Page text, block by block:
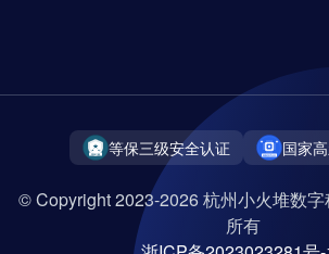
等保三级安全认证 国家
© Copyright 2023-2026 杭州小火堆数
所有